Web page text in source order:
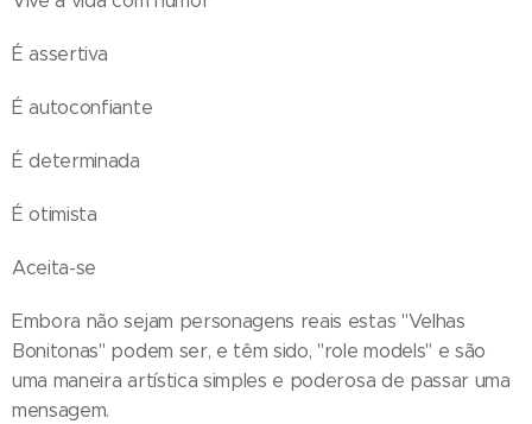
É assertiva
É autoconfiante
É determinada
É otimista
Aceita-se
Embora não sejam personagens reais estas "Velhas
Bonitonas" podem ser, e têm sido, "role models" e são
uma maneira artística simples e poderosa de passar uma
mensagem.